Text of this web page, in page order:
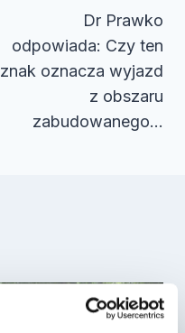
Dr Prawko
odpowiada: Czy ten
znak oznacza wyjazd
z obszaru
zabudowanego…